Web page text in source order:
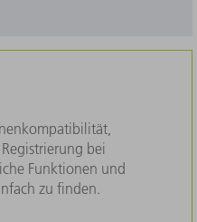
bei
Funktionen und
zu finden.